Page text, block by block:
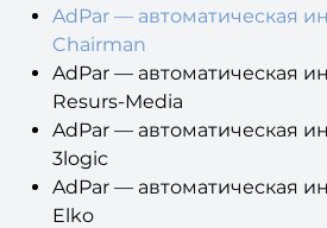
AdPar — автоматическая
Chairman
AdPar — автоматическая
Resurs-Media
AdPar — автоматическая
3logic
AdPar — автоматическая
Elko